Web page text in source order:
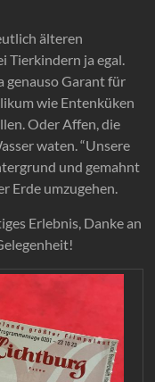
älteren
Tierkindern ja egal.
genauso Garant für
wie Entenküken
Oder Affen, die
waten. “Unsere
und gemahnt
Erde umzugehen.
Erlebnis, Danke an